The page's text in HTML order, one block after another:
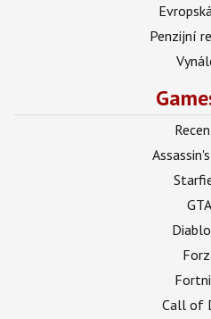
Penzijní
GTA
Call of